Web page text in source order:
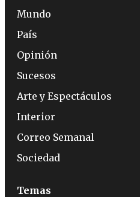
Mundo
País
Opinión
Sucesos
Arte y Espectáculos
Interior
Correo Semanal
Sociedad
Temas